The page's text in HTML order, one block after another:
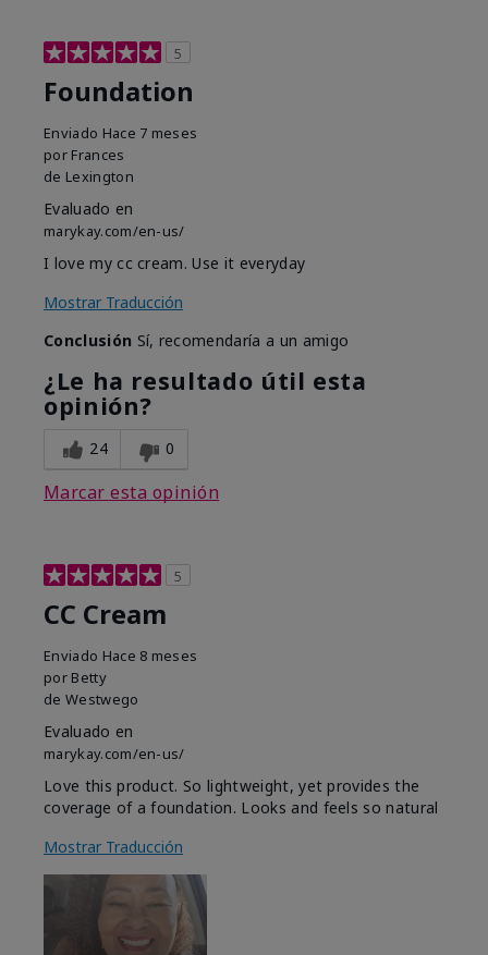
5
Foundation
Enviado Hace 7 meses
por Frances
de Lexington
Evaluado en
marykay.com/en-us/
I love my cc cream. Use it everyday
Mostrar Traducción
Conclusión Sí, recomendaría a un amigo
¿Le ha resultado útil esta
opinión?
24 0
Marcar esta opinión
5
CC Cream
Enviado Hace 8 meses
por Betty
de Westwego
Evaluado en
marykay.com/en-us/
Love this product. So lightweight, yet provides the
coverage of a foundation. Looks and feels so natural
Mostrar Traducción